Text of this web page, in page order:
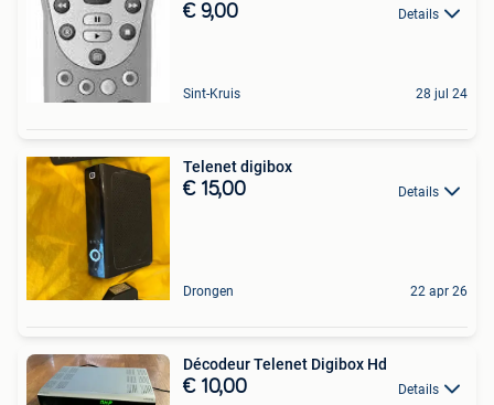
€ 9,00 Details
Sint-Kruis 28 jul 24
Telenet digibox
€ 15,00 Details
Drongen 22 apr 26
Décodeur Telenet Digibox Hd
€ 10,00 Details